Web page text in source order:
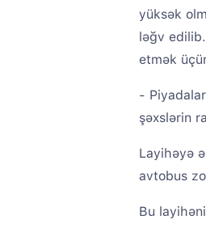
yüksək
ləğv
etmək
-
şəxslərin
Layihəyə
avtobus
Bu